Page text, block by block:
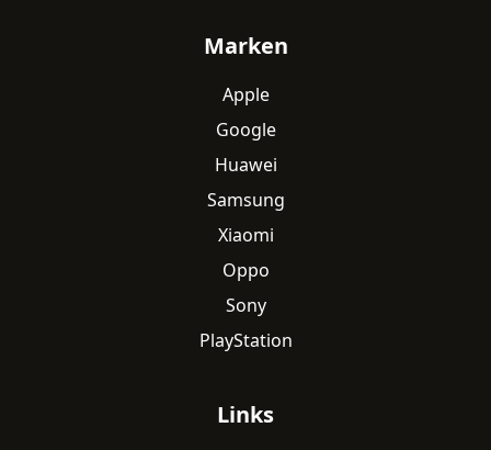
Marken
Apple
Google
Huawei
Samsung
Xiaomi
Oppo
Sony
PlayStation
Links